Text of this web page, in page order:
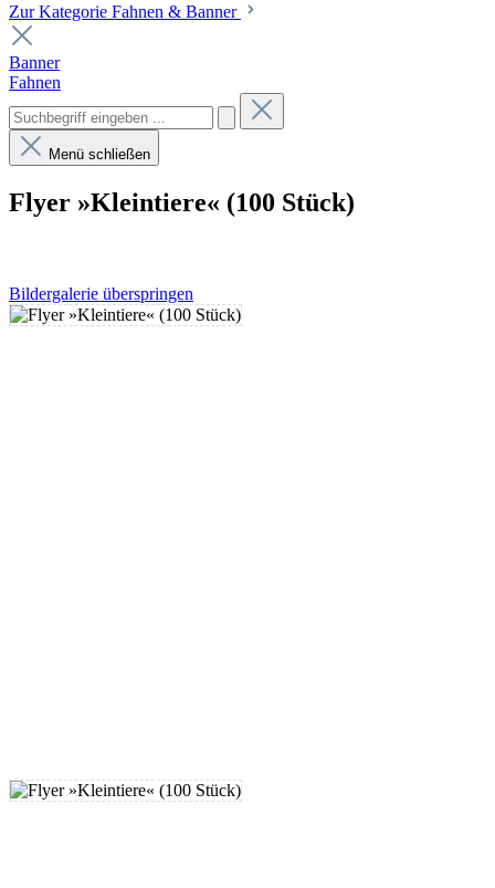
Zur Kategorie Fahnen & Banner
Banner
Fahnen
Menü schließen
Flyer »Kleintiere« (100 Stück)
Bildergalerie überspringen